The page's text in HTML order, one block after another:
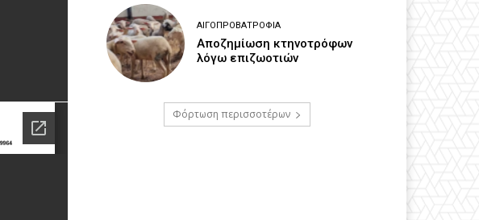
ΑΙΓΟΠΡΟΒΑΤΡΟΦΊΑ
Αποζημίωση κτηνοτρόφων
λόγω επιζωοτιών
Φόρτωση περισσοτέρων